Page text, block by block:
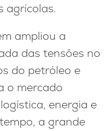
agrícolas.
ampliou a
das tensões no
do petróleo e
o mercado
energia e
a grande